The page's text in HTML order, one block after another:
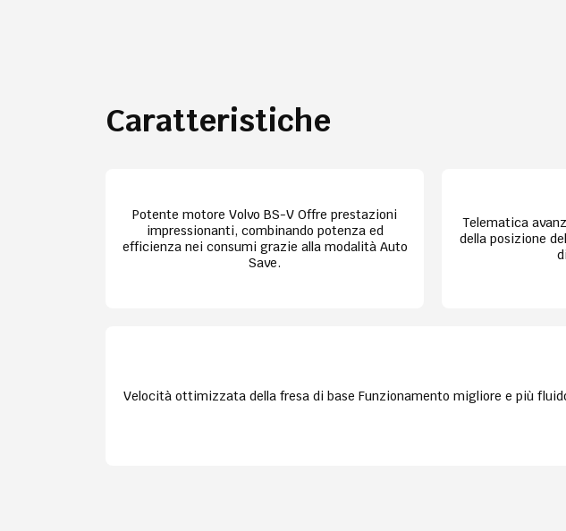
Caratteristiche
Potente motore Volvo BS-V Offre prestazioni
impressionanti, combinando potenza ed
efficienza nei consumi grazie alla modalità Auto
Save.
Telematica
della posizione
Velocità ottimizzata della fresa di base Funzionamento migliore e più